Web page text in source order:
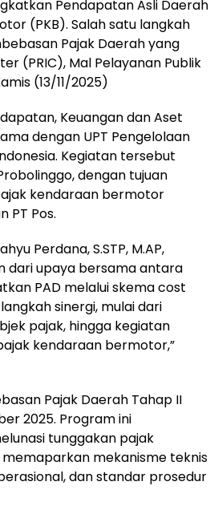
Pendapatan Asli Daerah
(PKB). Salah satu langkah
Pajak Daerah yang
(PRIC), Mal Pelayanan Publik
(13/11/2025)
Keuangan dan Aset
dengan UPT Pengelolaan
Kegiatan tersebut
dengan tujuan
kendaraan bermotor
PT Pos.
Perdana, S.STP, M.AP,
dari upaya bersama antara
PAD melalui skema cost
sinergi, mulai dari
pajak, hingga kegiatan
kendaraan bermotor,”
Pajak Daerah Tahap II
2025. Program ini
tunggakan pajak
mekanisme teknis
dan standar prosedur